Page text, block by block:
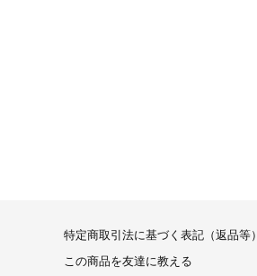
特定商取引法に基づく表記（返品等）
この商品を友達に教える